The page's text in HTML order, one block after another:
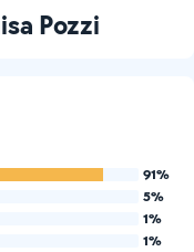
Pozzi
91%
5%
1%
1%